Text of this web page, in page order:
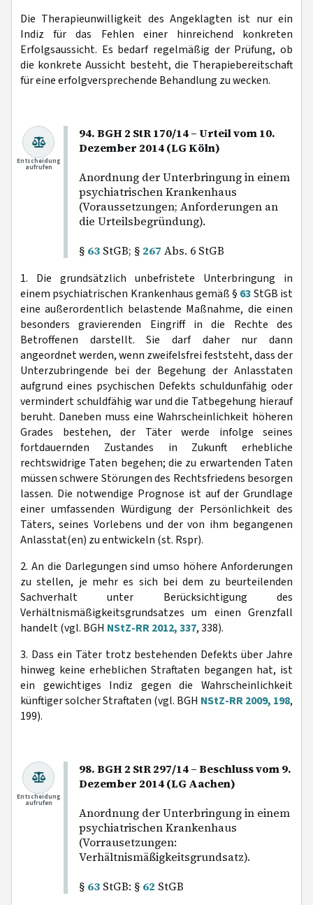
Die Therapieunwilligkeit des Angeklagten ist nur ein
Indiz für das Fehlen einer hinreichend konkreten
Erfolgsaussicht. Es bedarf regelmäßig der Prüfung, ob
die konkrete Aussicht besteht, die Therapiebereitschaft
für eine erfolgversprechende Behandlung zu wecken.
94. BGH 2 StR 170/14 – Urteil vom 10.
Dezember 2014 (LG Köln)
Anordnung der Unterbringung in einem
psychiatrischen Krankenhaus
(Voraussetzungen; Anforderungen an
die Urteilsbegründung).
§ 63 StGB; § 267 Abs. 6 StGB
Entscheidung
aufrufen
1. Die grundsätzlich unbefristete Unterbringung in
einem psychiatrischen Krankenhaus gemäß § 63StGB ist
eine außerordentlich belastende Maßnahme, die einen
besonders gravierenden Eingriff in die Rechte des
Betroffenen darstellt. Sie darf daher nur dann
angeordnet werden, wenn zweifelsfrei feststeht, dass der
Unterzubringende bei der Begehung der Anlasstaten
aufgrund eines psychischen Defekts schuldunfähig oder
vermindert schuldfähig war und die Tatbegehung hierauf
beruht. Daneben muss eine Wahrscheinlichkeit höheren
Grades bestehen, der Täter werde infolge seines
fortdauernden Zustandes in Zukunft erhebliche
rechtswidrige Taten begehen; die zu erwartenden Taten
müssen schwere Störungen des Rechtsfriedens besorgen
lassen. Die notwendige Prognose ist auf der Grundlage
einer umfassenden Würdigung der Persönlichkeit des
Täters, seines Vorlebens und der von ihm begangenen
Anlasstat(en) zu entwickeln (st. Rspr).
2. An die Darlegungen sind umso höhere Anforderungen
zu stellen, je mehr es sich bei dem zu beurteilenden
Sachverhalt unter Berücksichtigung des
Verhältnismäßigkeitsgrundsatzes um einen Grenzfall
handelt (vgl. BGH NStZ-RR 2012, 337, 338).
3. Dass ein Täter trotz bestehenden Defekts über Jahre
hinweg keine erheblichen Straftaten begangen hat, ist
ein gewichtiges Indiz gegen die Wahrscheinlichkeit
künftiger solcher Straftaten (vgl. BGH NStZ-RR 2009, 198,
199).
98. BGH 2 StR 297/14 – Beschluss vom 9.
Dezember 2014 (LG Aachen)
Anordnung der Unterbringung in einem
psychiatrischen Krankenhaus
(Vorrausetzungen:
Verhältnismäßigkeitsgrundsatz).
§ 63 StGB: § 62 StGB
Entscheidung
aufrufen